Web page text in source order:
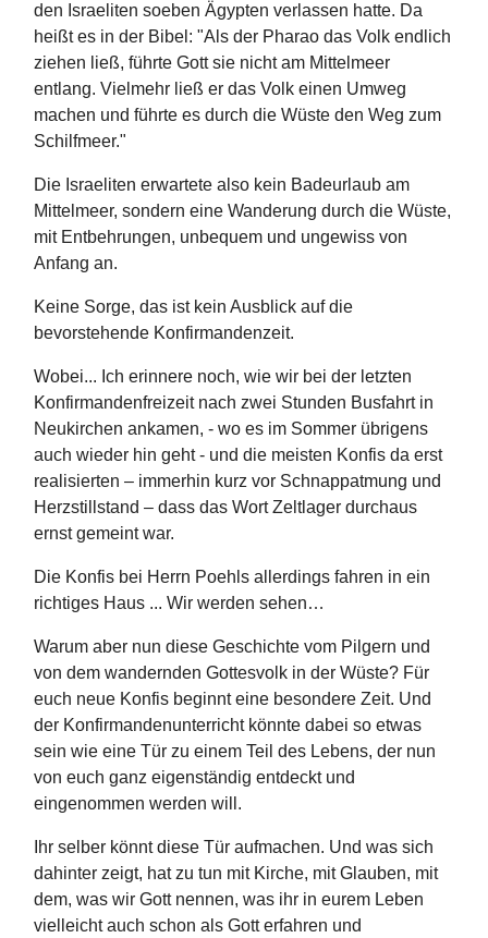
den Israeliten soeben Ägypten verlassen hatte. Da
heißt es in der Bibel: "Als der Pharao das Volk endlich
ziehen ließ, führte Gott sie nicht am Mittelmeer
entlang. Vielmehr ließ er das Volk einen Umweg
machen und führte es durch die Wüste den Weg zum
Schilfmeer."
Die Israeliten erwartete also kein Badeurlaub am
Mittelmeer, sondern eine Wanderung durch die Wüste,
mit Entbehrungen, unbequem und ungewiss von
Anfang an.
Keine Sorge, das ist kein Ausblick auf die
bevorstehende Konfirmandenzeit.
Wobei... Ich erinnere noch, wie wir bei der letzten
Konfirmandenfreizeit nach zwei Stunden Busfahrt in
Neukirchen ankamen, - wo es im Sommer übrigens
auch wieder hin geht - und die meisten Konfis da erst
realisierten – immerhin kurz vor Schnappatmung und
Herzstillstand – dass das Wort Zeltlager durchaus
ernst gemeint war.
Die Konfis bei Herrn Poehls allerdings fahren in ein
richtiges Haus ... Wir werden sehen…
Warum aber nun diese Geschichte vom Pilgern und
von dem wandernden Gottesvolk in der Wüste? Für
euch neue Konfis beginnt eine besondere Zeit. Und
der Konfirmandenunterricht könnte dabei so etwas
sein wie eine Tür zu einem Teil des Lebens, der nun
von euch ganz eigenständig entdeckt und
eingenommen werden will.
Ihr selber könnt diese Tür aufmachen. Und was sich
dahinter zeigt, hat zu tun mit Kirche, mit Glauben, mit
dem, was wir Gott nennen, was ihr in eurem Leben
vielleicht auch schon als Gott erfahren und